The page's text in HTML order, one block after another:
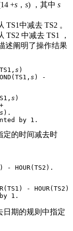
+s ， s) ，其中 s
TS1中减去 TS2 。
TS2 中减去 TS1 ，
述阐明了操作结果
s )
s ) -
s )
s ).
by 1.
定的时间减去时
- HOUR(TS2).
- HOUR(TS2)
1.
日期的规则中指定